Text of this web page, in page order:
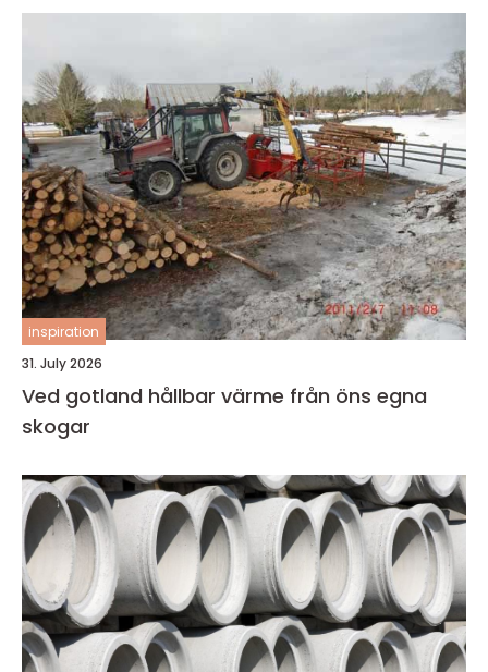
inspiration
31. July 2026
Ved gotland hållbar värme från öns egna
skogar